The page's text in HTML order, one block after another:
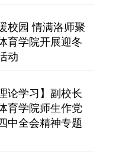
校园 情满洛师聚
学院开展迎冬
动
论学习】副校长
育学院师生作党
中全会精神专题